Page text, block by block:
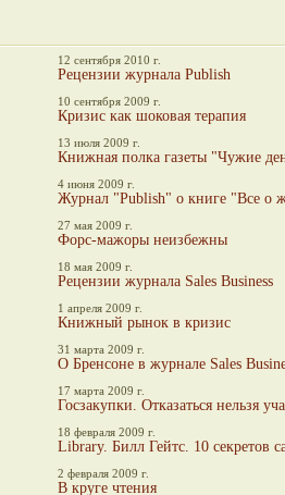
12 сентября 2010 г.
Рецензии журнала Publish
10 сентября 2009 г.
Кризис как шоковая терапия
13 июля 2009 г.
Книжная полка газеты "Чужие
4 июня 2009 г.
Журнал "Publish" о книге "Все о
27 мая 2009 г.
Форс-мажоры неизбежны
18 мая 2009 г.
Рецензии журнала Sales Business
1 апреля 2009 г.
Книжный рынок в кризис
31 марта 2009 г.
О Бренсоне в журнале Sales
17 марта 2009 г.
Госзакупки. Отказаться нельзя
18 февраля 2009 г.
Library. Билл Гейтс. 10 секретов
2 февраля 2009 г.
В круге чтения